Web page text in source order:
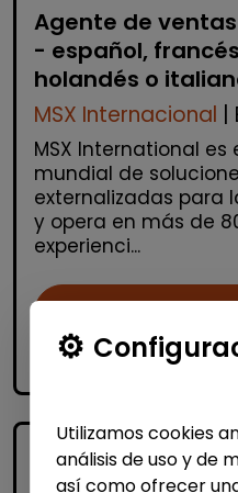
Agente de
- español,
holandés o
MSX Internacional
MSX International
mundial de
externalizadas para
y opera en más de
experienci...
accessibility_new
Utilizamos cookies
análisis de uso y de
así como ofrecer